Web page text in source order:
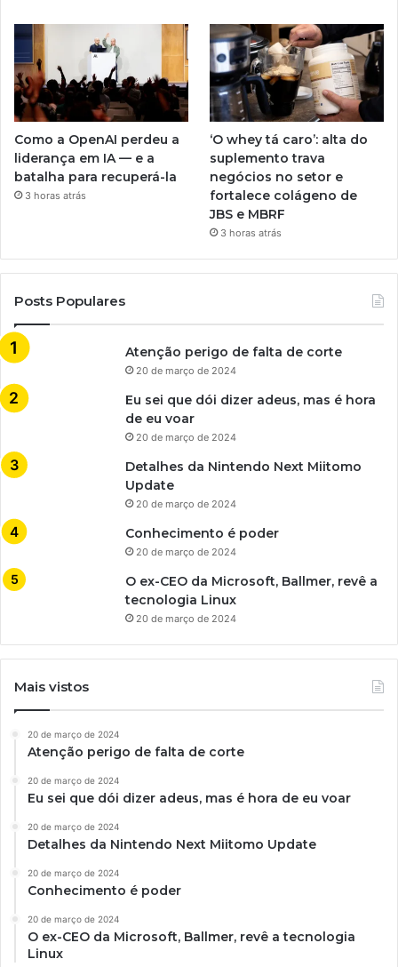
Como a OpenAI perdeu a
liderança em IA — e a
batalha para recuperá-la
3 horas atrás
‘O whey tá caro’: alta do
suplemento trava
negócios no setor e
fortalece colágeno de
JBS e MBRF
3 horas atrás
Posts Populares
Atenção perigo de falta de corte
20 de março de 2024
Eu sei que dói dizer adeus, mas é hora
de eu voar
20 de março de 2024
Detalhes da Nintendo Next Miitomo
Update
20 de março de 2024
Conhecimento é poder
20 de março de 2024
O ex-CEO da Microsoft, Ballmer, revê a
tecnologia Linux
20 de março de 2024
Mais vistos
20 de março de 2024
Atenção perigo de falta de corte
20 de março de 2024
Eu sei que dói dizer adeus, mas é hora de eu voar
20 de março de 2024
Detalhes da Nintendo Next Miitomo Update
20 de março de 2024
Conhecimento é poder
20 de março de 2024
O ex-CEO da Microsoft, Ballmer, revê a tecnologia
Linux